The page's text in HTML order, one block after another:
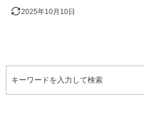
2025年10月10日